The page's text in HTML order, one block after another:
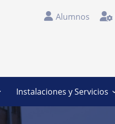
Alumnos
Instalaciones y Servicios